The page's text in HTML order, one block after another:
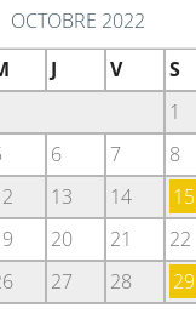
L
A
Y
S
T
OCTOBRE 2022
J V S
1
6 7 8
13 14 15
20 21 22
27 28 29